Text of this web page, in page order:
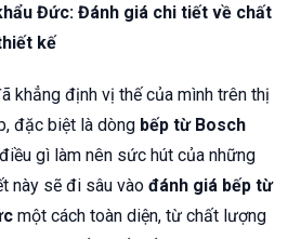
Đức: Đánh giá chi tiết về chất
kế
khẳng định vị thế của mình trên thị
đặc biệt là dòng bếp từ Bosch
gì làm nên sức hút của những
này sẽ đi sâu vào đánh giá bếp từ
một cách toàn diện, từ chất lượng